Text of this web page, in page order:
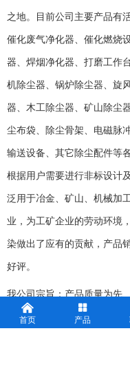
之地。目前公司主要产品有
催化废气净化器、催化燃烧
器、焊烟净化器、打磨工作
机除尘器、锅炉除尘器、旋
器、木工除尘器、矿山除尘
尘布袋、除尘骨架、电磁脉
输送设备、其它除尘配件等
根据用户需要进行非标设计
泛用于冶金、矿山、机械加
业，为工矿企业的劳动环境
染做出了应有的贡献，产品
好评。
我公司宗旨：产品质量为先
机制、新的起点、继续致力
낀
首页
넒
产品